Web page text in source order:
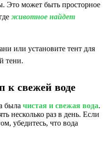
Это может быть просторное
животное найдет
или установите тент для
тени.
к свежей воде
была чистая и свежая вода.
несколько раз в день. Если
убедитесь, что вода